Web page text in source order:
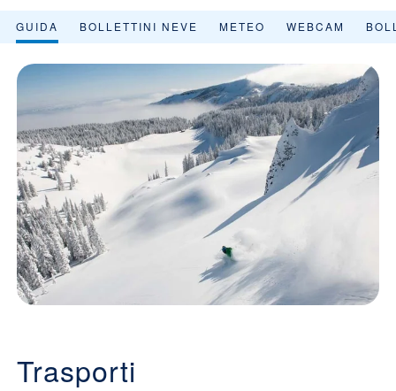
GUIDA BOLLETTINI NEVE METEO WEBCAM
Trasporti